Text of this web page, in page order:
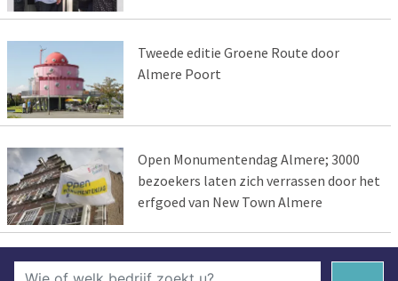
Tweede editie Groene Route door
Almere Poort
Open Monumentendag Almere; 3000
bezoekers laten zich verrassen door het
erfgoed van New Town Almere